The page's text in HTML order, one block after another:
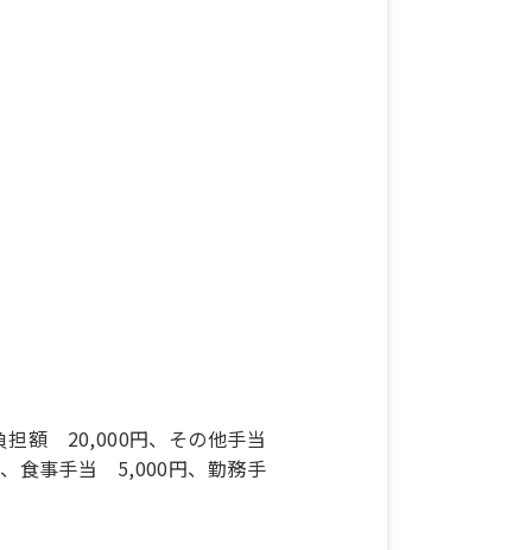
担額 20,000円、その他手当
食事手当 5,000円、勤務手